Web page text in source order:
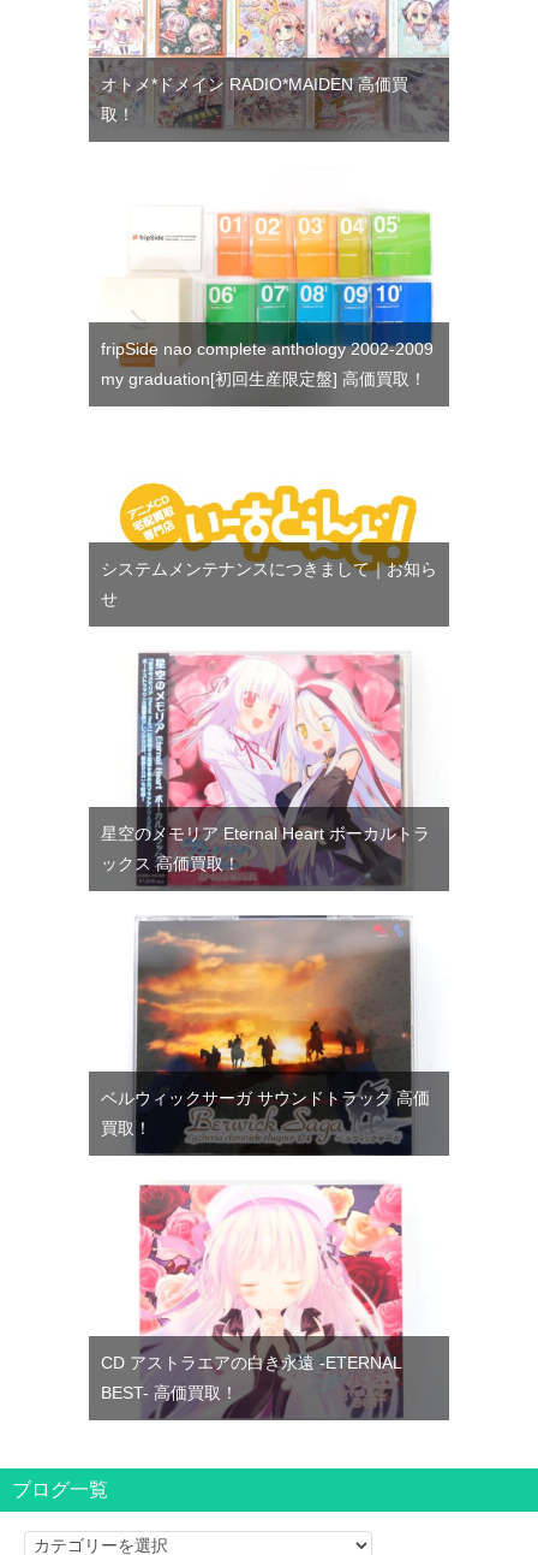
オトメ*ドメイン RADIO*MAIDEN 高価買
取！
fripSide nao complete anthology 2002-2009
my graduation[初回生産限定盤] 高価買取！
システムメンテナンスにつきまして｜お知ら
せ
星空のメモリア Eternal Heart ボーカルトラ
ックス 高価買取！
ベルウィックサーガ サウンドトラック 高価
買取！
CD アストラエアの白き永遠 -ETERNAL
BEST- 高価買取！
ブログ一覧
ブ